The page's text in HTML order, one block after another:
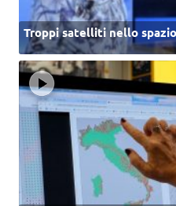
Troppi satelliti nello